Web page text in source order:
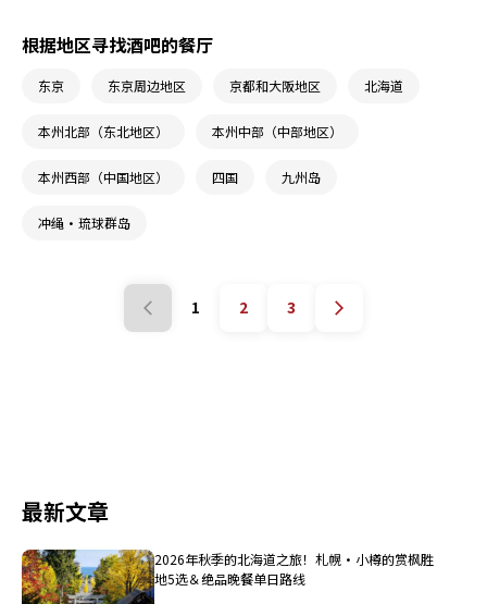
根据地区寻找酒吧的餐厅
东京 东京周边地区 京都和大阪地区 北海道
本州北部（东北地区） 本州中部（中部地区）
本州西部（中国地区） 四国 九州岛
冲绳・琉球群岛
1 2 3
最新文章
2026年秋季的北海道之旅！札幌・小樽的赏枫胜
地5选＆绝品晚餐单日路线